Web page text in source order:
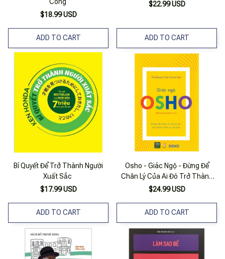
$18.99 USD
ADD TO CART
$22.99 USD
ADD TO CART
Bí Quyết Để Trở Thành Người
Xuất Sắc
$17.99 USD
ADD TO CART
Osho - Giác Ngộ - Đừng Để
Chân Lý Của Ai Đó Trở Thành
Triết Lý Của Bạn
$24.99 USD
ADD TO CART